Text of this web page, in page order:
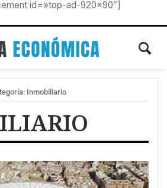
id=»top-ad-920×90″]
Inmobiliario